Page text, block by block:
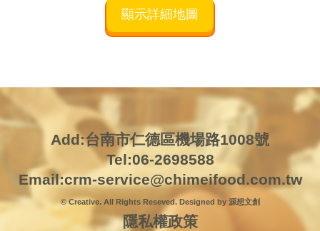
顯示詳細地圖
Add:台南市仁德區機場路1008號
Tel:06-2698588
Email:crm-service@chimeifood.com.tw
© Creative. All Rights Reseved. Designed by 源想文創
隱私權政策